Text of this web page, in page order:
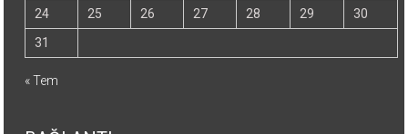
24
25 26 27 28 29
30
31
« Tem